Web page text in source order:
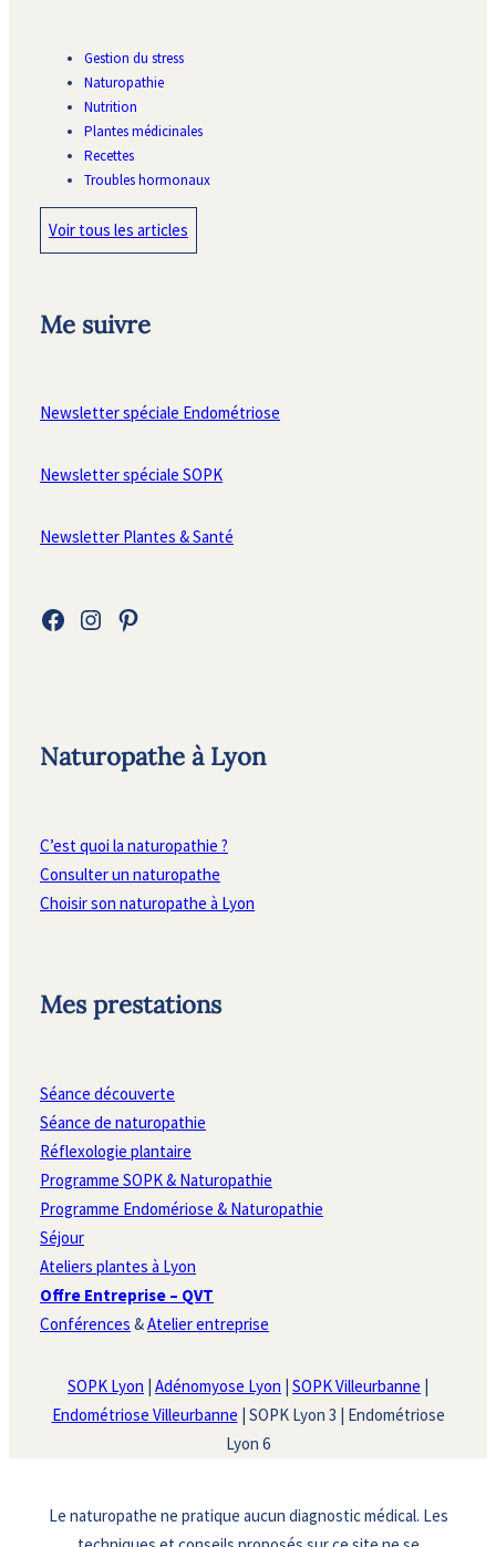
Gestion du stress
Naturopathie
Nutrition
Plantes médicinales
Recettes
Troubles hormonaux
Voir tous les articles
Me suivre
Newsletter spéciale Endométriose
Newsletter spéciale SOPK
Newsletter Plantes & Santé
Facebook Instagram Pinterest
Naturopathe à Lyon
C’est quoi la naturopathie ?
Consulter un naturopathe
Choisir son naturopathe à Lyon
Mes prestations
Séance découverte
Séance de naturopathie
Réflexologie plantaire
Programme SOPK & Naturopathie
Programme Endomériose & Naturopathie
Séjour
Ateliers plantes à Lyon
Offre Entreprise – QVT
Conférences &Atelier entreprise
SOPK Lyon | Adénomyose Lyon | SOPK Villeurbanne |
Endométriose Villeurbanne | SOPK Lyon 3 | Endométriose
Lyon 6
Le naturopathe ne pratique aucun diagnostic médical. Les